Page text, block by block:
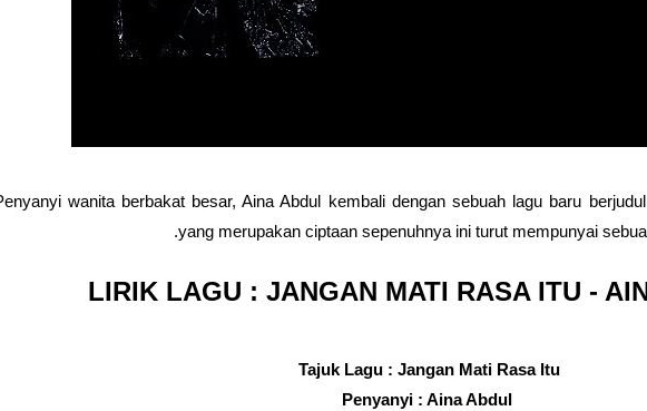
wanita berbakat besar, Aina Abdul kembali dengan sebuah lagu baru
yang merupakan ciptaan sepenuhnya ini turut mempunyai
LIRIK LAGU : JANGAN MATI RASA ITU -
Tajuk Lagu : Jangan Mati Rasa Itu
Penyanyi : Aina Abdul